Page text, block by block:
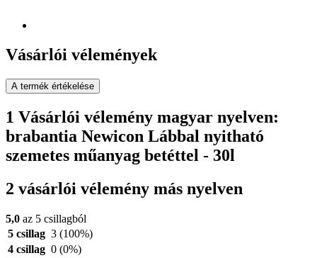
Vásárlói vélemények
A termék értékelése
1 Vásárlói vélemény magyar nyelven:
brabantia Newicon Lábbal nyitható
szemetes műanyag betéttel - 30l
2 vásárlói vélemény más nyelven
5,0 az 5 csillagból
5 csillag 3 (100%)
4 csillag 0 (0%)